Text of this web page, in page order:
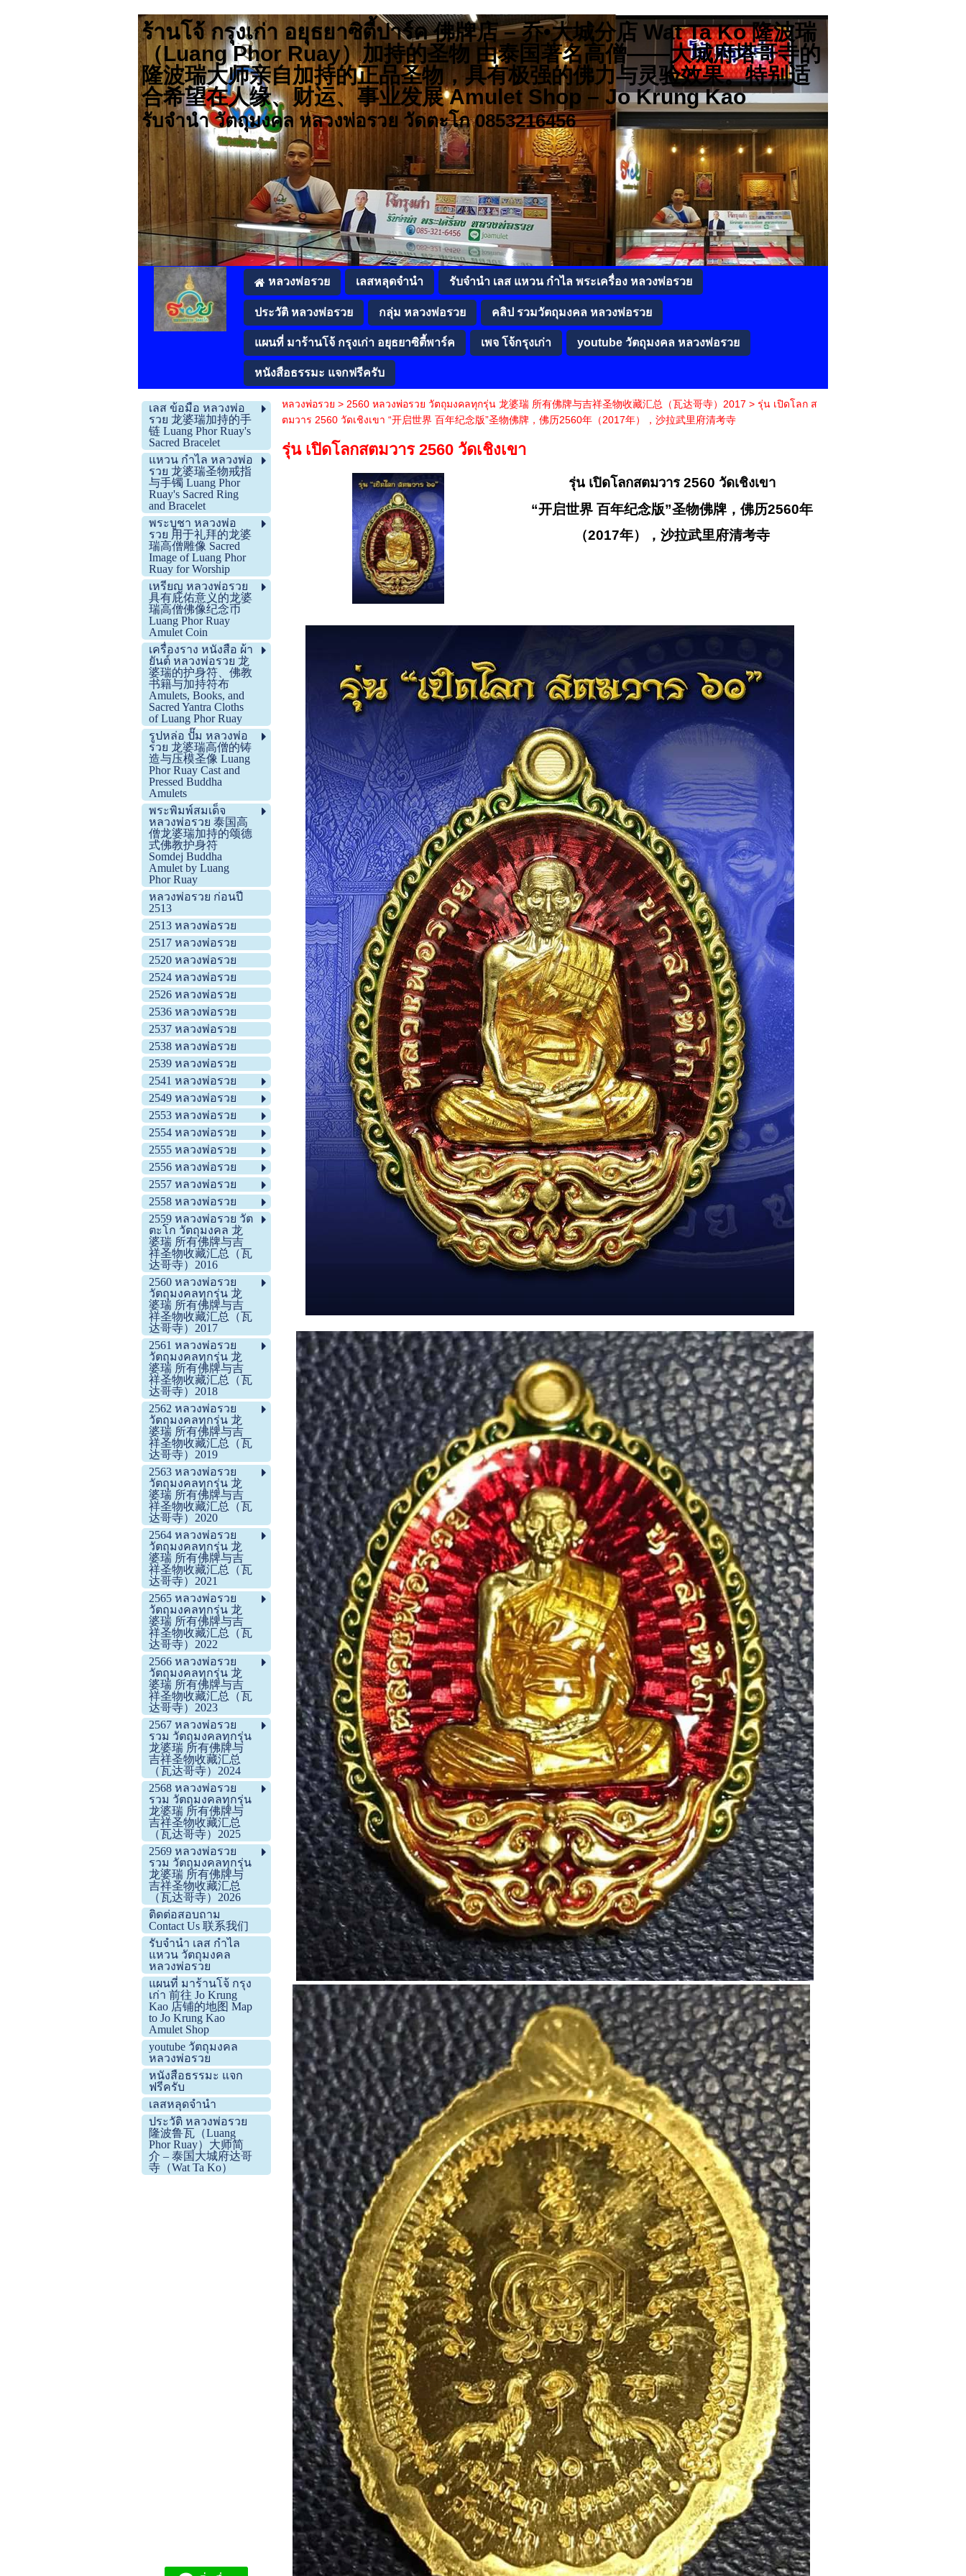
ร้านโจ้ กรุงเก่า อยุธยาซิตี้ปาร์ค 佛牌店 – 乔•大城分店 Wat Ta Ko 隆波瑞
（Luang Phor Ruay）加持的圣物 由泰国著名高僧——大城府塔哥寺的
隆波瑞大师亲自加持的正品圣物，具有极强的佛力与灵验效果。特别适
合希望在人缘、财运、事业发展 Amulet Shop – Jo Krung Kao
รับจำนำ วัตถุมงคล หลวงพ่อรวย วัดตะโก 0853216456
หลวงพ่อรวย เลสหลุดจำนำ รับจำนำ เลส แหวน กำไล พระเครื่อง หลวงพ่อรวย
ประวัติ หลวงพ่อรวย กลุ่ม หลวงพ่อรวย คลิป รวมวัตถุมงคล หลวงพ่อรวย
แผนที่ มาร้านโจ้ กรุงเก่า อยุธยาซิตี้พาร์ค เพจ โจ้กรุงเก่า youtube วัตถุมงคล หลวงพ่อรวย
หนังสือธรรมะ แจกฟรีครับ
เลส ข้อมือ หลวงพ่อ
รวย 龙婆瑞加持的手
链 Luang Phor Ruay's
Sacred Bracelet
แหวน กำไล หลวงพ่อ
รวย 龙婆瑞圣物戒指
与手镯 Luang Phor
Ruay's Sacred Ring
and Bracelet
พระบูชา หลวงพ่อ
รวย 用于礼拜的龙婆
瑞高僧雕像 Sacred
Image of Luang Phor
Ruay for Worship
เหรียญ หลวงพ่อรวย
具有庇佑意义的龙婆
瑞高僧佛像纪念币
Luang Phor Ruay
Amulet Coin
เครื่องราง หนังสือ ผ้า
ยันต์ หลวงพ่อรวย 龙
婆瑞的护身符、佛教
书籍与加持符布
Amulets, Books, and
Sacred Yantra Cloths
of Luang Phor Ruay
รูปหล่อ ปั๊ม หลวงพ่อ
รวย 龙婆瑞高僧的铸
造与压模圣像 Luang
Phor Ruay Cast and
Pressed Buddha
Amulets
พระพิมพ์สมเด็จ
หลวงพ่อรวย 泰国高
僧龙婆瑞加持的颂德
式佛教护身符
Somdej Buddha
Amulet by Luang
Phor Ruay
หลวงพ่อรวย ก่อนปี
2513
2513 หลวงพ่อรวย
2517 หลวงพ่อรวย
2520 หลวงพ่อรวย
2524 หลวงพ่อรวย
2526 หลวงพ่อรวย
2536 หลวงพ่อรวย
2537 หลวงพ่อรวย
2538 หลวงพ่อรวย
2539 หลวงพ่อรวย
2541 หลวงพ่อรวย
2549 หลวงพ่อรวย
2553 หลวงพ่อรวย
2554 หลวงพ่อรวย
2555 หลวงพ่อรวย
2556 หลวงพ่อรวย
2557 หลวงพ่อรวย
2558 หลวงพ่อรวย
2559 หลวงพ่อรวย วัต
ตะโก วัตถุมงคล 龙
婆瑞 所有佛牌与吉
祥圣物收藏汇总（瓦
达哥寺）2016
2560 หลวงพ่อรวย
วัตถุมงคลทุกรุ่น 龙
婆瑞 所有佛牌与吉
祥圣物收藏汇总（瓦
达哥寺）2017
2561 หลวงพ่อรวย
วัตถุมงคลทุกรุ่น 龙
婆瑞 所有佛牌与吉
祥圣物收藏汇总（瓦
达哥寺）2018
2562 หลวงพ่อรวย
วัตถุมงคลทุกรุ่น 龙
婆瑞 所有佛牌与吉
祥圣物收藏汇总（瓦
达哥寺）2019
2563 หลวงพ่อรวย
วัตถุมงคลทุกรุ่น 龙
婆瑞 所有佛牌与吉
祥圣物收藏汇总（瓦
达哥寺）2020
2564 หลวงพ่อรวย
วัตถุมงคลทุกรุ่น 龙
婆瑞 所有佛牌与吉
祥圣物收藏汇总（瓦
达哥寺）2021
2565 หลวงพ่อรวย
วัตถุมงคลทุกรุ่น 龙
婆瑞 所有佛牌与吉
祥圣物收藏汇总（瓦
达哥寺）2022
2566 หลวงพ่อรวย
วัตถุมงคลทุกรุ่น 龙
婆瑞 所有佛牌与吉
祥圣物收藏汇总（瓦
达哥寺）2023
2567 หลวงพ่อรวย
รวม วัตถุมงคลทุกรุ่น
龙婆瑞 所有佛牌与
吉祥圣物收藏汇总
（瓦达哥寺）2024
2568 หลวงพ่อรวย
รวม วัตถุมงคลทุกรุ่น
龙婆瑞 所有佛牌与
吉祥圣物收藏汇总
（瓦达哥寺）2025
2569 หลวงพ่อรวย
รวม วัตถุมงคลทุกรุ่น
龙婆瑞 所有佛牌与
吉祥圣物收藏汇总
（瓦达哥寺）2026
ติดต่อสอบถาม
Contact Us 联系我们
รับจำนำ เลส กำไล
แหวน วัตถุมงคล
หลวงพ่อรวย
แผนที่ มาร้านโจ้ กรุง
เก่า 前往 Jo Krung
Kao 店铺的地图 Map
to Jo Krung Kao
Amulet Shop
youtube วัตถุมงคล
หลวงพ่อรวย
หนังสือธรรมะ แจก
ฟรีครับ
เลสหลุดจำนำ
ประวัติ หลวงพ่อรวย
隆波鲁瓦（Luang
Phor Ruay）大师简
介 – 泰国大城府达哥
寺（Wat Ta Ko）
หลวงพ่อรวย > 2560 หลวงพ่อรวย วัตถุมงคลทุกรุ่น 龙婆瑞 所有佛牌与吉祥圣物收藏汇总（瓦达哥寺）2017 > รุ่น เปิดโลก ส
ตมวาร 2560 วัดเชิงเขา “开启世界 百年纪念版”圣物佛牌，佛历2560年（2017年），沙拉武里府清考寺
รุ่น เปิดโลกสตมวาร 2560 วัดเชิงเขา
รุ่น เปิดโลกสตมวาร 2560 วัดเชิงเขา
“开启世界 百年纪念版”圣物佛牌，佛历2560年
（2017年），沙拉武里府清考寺